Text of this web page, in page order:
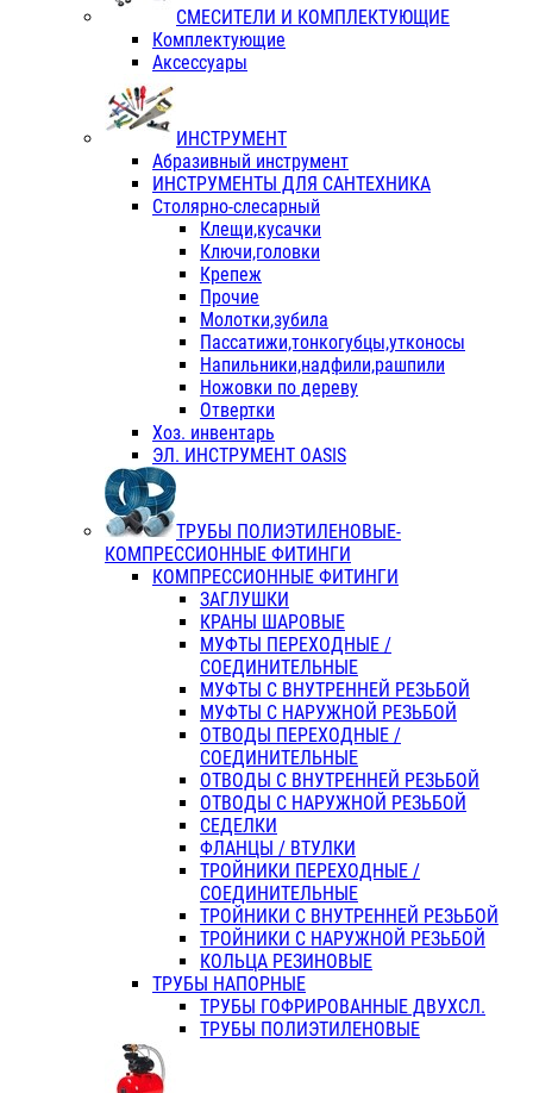
СМЕСИТЕЛИ И КОМПЛЕКТУЮЩИЕ
Комплектующие
Аксессуары
ИНСТРУМЕНТ
Абразивный инструмент
ИНСТРУМЕНТЫ ДЛЯ САНТЕХНИКА
Столярно-слесарный
Клещи,кусачки
Ключи,головки
Крепеж
Прочие
Молотки,зубила
Пассатижи,тонкогубцы,утконосы
Напильники,надфили,рашпили
Ножовки по дереву
Отвертки
Хоз. инвентарь
ЭЛ. ИНСТРУМЕНТ OASIS
ТРУБЫ ПОЛИЭТИЛЕНОВЫЕ-
КОМПРЕССИОННЫЕ ФИТИНГИ
КОМПРЕССИОННЫЕ ФИТИНГИ
ЗАГЛУШКИ
КРАНЫ ШАРОВЫЕ
МУФТЫ ПЕРЕХОДНЫЕ /
СОЕДИНИТЕЛЬНЫЕ
МУФТЫ С ВНУТРЕННЕЙ РЕЗЬБОЙ
МУФТЫ С НАРУЖНОЙ РЕЗЬБОЙ
ОТВОДЫ ПЕРЕХОДНЫЕ /
СОЕДИНИТЕЛЬНЫЕ
ОТВОДЫ С ВНУТРЕННЕЙ РЕЗЬБОЙ
ОТВОДЫ С НАРУЖНОЙ РЕЗЬБОЙ
СЕДЕЛКИ
ФЛАНЦЫ / ВТУЛКИ
ТРОЙНИКИ ПЕРЕХОДНЫЕ /
СОЕДИНИТЕЛЬНЫЕ
ТРОЙНИКИ С ВНУТРЕННЕЙ РЕЗЬБОЙ
ТРОЙНИКИ С НАРУЖНОЙ РЕЗЬБОЙ
КОЛЬЦА РЕЗИНОВЫЕ
ТРУБЫ НАПОРНЫЕ
ТРУБЫ ГОФРИРОВАННЫЕ ДВУХСЛ.
ТРУБЫ ПОЛИЭТИЛЕНОВЫЕ